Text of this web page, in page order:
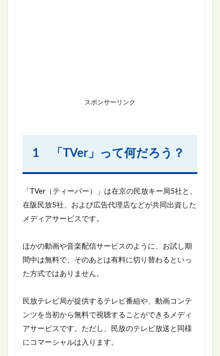
スポンサーリンク
1 「TVer」って何だろう？
「TVer（ティーバー）」は在京の民放キー局5社と、
在阪民放5社、および広告代理店などが共同出資した
メディアサービスです。
ほかの動画や音楽配信サービスのように、お試し期
間中は無料で、そのあとは有料に切り替わるといっ
た方式ではありません。
民放テレビ局が提供するテレビ番組や、動画コンテ
ンツを当初から無料で視聴することができるメディ
アサービスです。ただし、民放のテレビ放送と同様
にコマーシャルは入ります。